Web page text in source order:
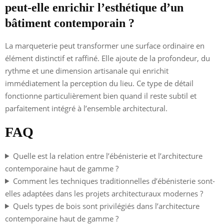
peut-elle enrichir l’esthétique d’un
bâtiment contemporain ?
La marqueterie peut transformer une surface ordinaire en
élément distinctif et raffiné. Elle ajoute de la profondeur, du
rythme et une dimension artisanale qui enrichit
immédiatement la perception du lieu. Ce type de détail
fonctionne particulièrement bien quand il reste subtil et
parfaitement intégré à l’ensemble architectural.
FAQ
Quelle est la relation entre l’ébénisterie et l’architecture
contemporaine haut de gamme ?
Comment les techniques traditionnelles d’ébénisterie sont-
elles adaptées dans les projets architecturaux modernes ?
Quels types de bois sont privilégiés dans l’architecture
contemporaine haut de gamme ?